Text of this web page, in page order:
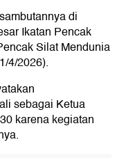
di
Ikatan Pencak
Silat Mendunia
4/2026).
sebagai Ketua
karena kegiatan